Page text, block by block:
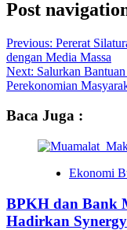
Post
Previous: Pererat
dengan Media Massa
Next: Salurkan
Perekonomian
Baca Juga :
Ekonomi
BPKH dan Bank
Hadirkan